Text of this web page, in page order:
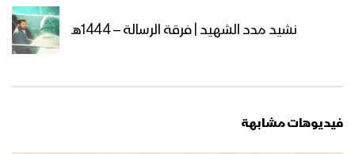
نشيد مدد الشهيد | فرقة الرسالة – 1444هـ
فيديوهات مشابهة